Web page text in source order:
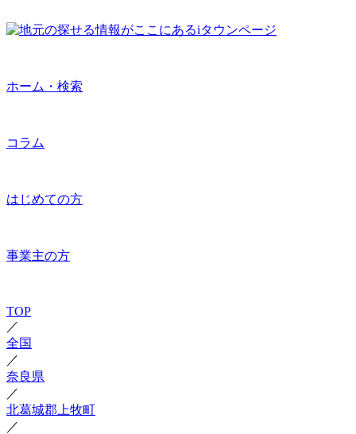
ホーム・検索
コラム
はじめての方
事業主の方
TOP
／
全国
／
奈良県
／
北葛城郡上牧町
／